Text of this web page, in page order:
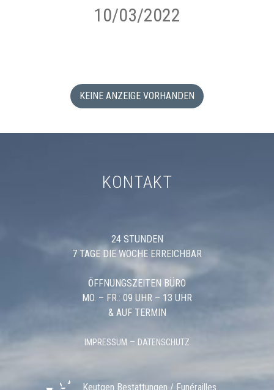
10/03/2022
KEINE ANZEIGE VORHANDEN
KONTAKT
Keutgen Bestattungen / Funérailles
24 STUNDEN
7 TAGE DIE WOCHE ERREICHBAR
ÖFFNUNGSZEITEN BÜRO
MO. – FR.: 09 UHR – 13 UHR
& AUF TERMIN
IMPRESSUM – DATENSCHUTZ